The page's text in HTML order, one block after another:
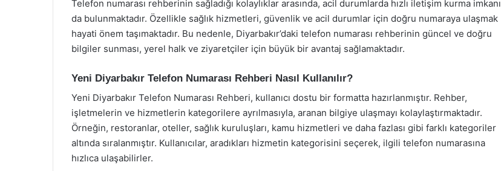
Telefon numarası rehberinin sağladığı kolaylıklar arasında, acil durumlarda hızlı iletişim kurma imkanı
da bulunmaktadır. Özellikle sağlık hizmetleri, güvenlik ve acil durumlar için doğru numaraya ulaşmak
hayati önem taşımaktadır. Bu nedenle, Diyarbakır’daki telefon numarası rehberinin güncel ve doğru
bilgiler sunması, yerel halk ve ziyaretçiler için büyük bir avantaj sağlamaktadır.
Yeni Diyarbakır Telefon Numarası Rehberi Nasıl Kullanılır?
Yeni Diyarbakır Telefon Numarası Rehberi, kullanıcı dostu bir formatta hazırlanmıştır. Rehber,
işletmelerin ve hizmetlerin kategorilere ayrılmasıyla, aranan bilgiye ulaşmayı kolaylaştırmaktadır.
Örneğin, restoranlar, oteller, sağlık kuruluşları, kamu hizmetleri ve daha fazlası gibi farklı kategoriler
altında sıralanmıştır. Kullanıcılar, aradıkları hizmetin kategorisini seçerek, ilgili telefon numarasına
hızlıca ulaşabilirler.